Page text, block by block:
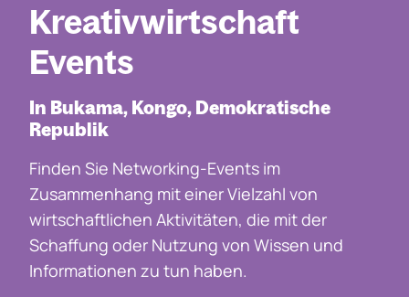
Kreativwirtschaft
Events
In Bukama, Kongo, Demokratische
Republik
Finden Sie Networking-Events im
Zusammenhang mit einer Vielzahl von
wirtschaftlichen Aktivitäten, die mit der
Schaffung oder Nutzung von Wissen und
Informationen zu tun haben.